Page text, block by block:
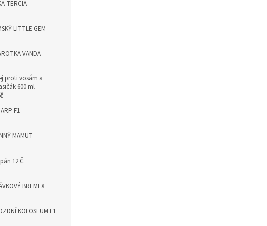
TERCIA
LITTLE GEM
VANDA
proti vosám a
600 ml
F1
MAMUT
12 Č
BREMEX
KOLOSEUM F1